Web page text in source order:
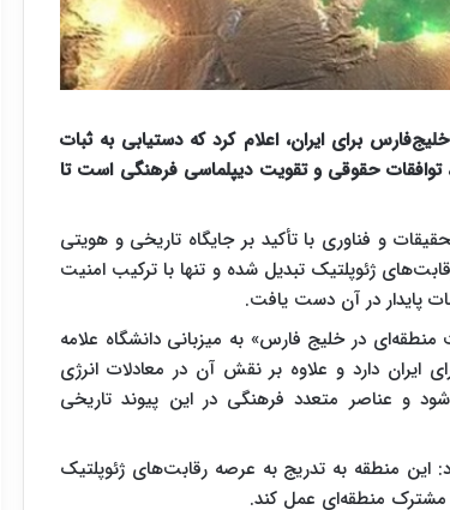
برای ایران، اعلام کرد که دستیابی به ثبات
توافقات حقوقی و تقویت دیپلماسی فرهنگی است تا
و فناوری با تأکید بر جایگاه تاریخی و هویتی
ژئوپلتیک تبدیل شده و تنها با ترکیب امنیت
پایدار در آن دست یافت.
در خلیج فارس» به میزبانی دانشگاه علامه
ایران دارد و علاوه بر نقش آن در معادلات انرژی
عناصر متعدد فرهنگی در این پیوند تاریخی
این منطقه به تدریج به عرصه رقابت‌های ژئوپلتیک
منطقه‌ای عمل کند.